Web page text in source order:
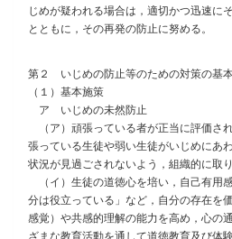
じめが疑われる場合は，適切かつ迅速に
とともに，その再発の防止に努める。
第２ いじめの防止等のための対策の基
（１）基本施策
ア いじめの未然防止
（ア）頑張っている者が正当に評価さ
張っている生徒や弱い生徒がいじめにあ
状況が見過ごされないよう，組織的に取り
（イ）生徒の道徳心を培い，自己有用
分は役立っている」など，自分の存在を
感覚）や共感的理解の能力を高め，心の
ざまな教育活動を通して道徳教育及び体